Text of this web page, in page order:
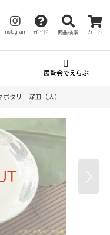
instagram ガイド 商品検索 カート
展覧会でえらぶ
ポタリ 深皿（大）